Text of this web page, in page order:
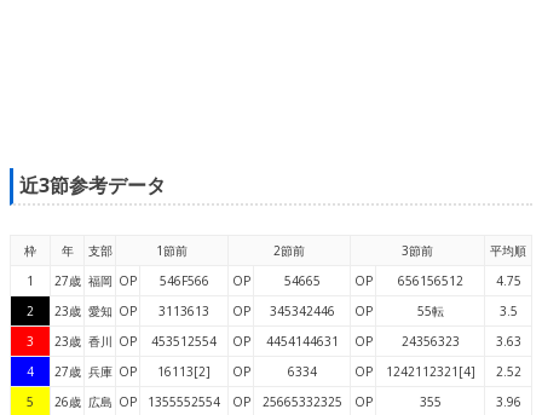
近3節参考データ
枠 年 支部 1節前 2節前 3節前
平均順
1
27歳 福岡 OP 546F566 OP 54665 OP 656156512
4.75
2
23歳 愛知 OP 3113613 OP 345342446 OP 55転
3.5
3
23歳 香川 OP 453512554 OP 4454144631 OP 24356323
3.63
4
27歳 兵庫 OP 16113[2] OP 6334 OP 1242112321[4]
2.52
5
26歳 広島 OP 1355552554 OP 25665332325 OP 355
3.96